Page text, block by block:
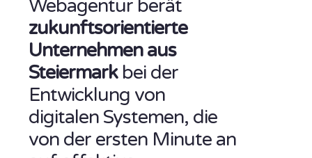
Webagentur berät
zukunftsorientierte
Unternehmen aus
Steiermarkbei der
Entwicklung von
digitalen Systemen, die
von der ersten Minute an